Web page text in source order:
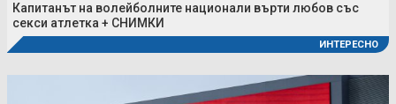
Капитанът на волейболните национали върти любов със
секси атлетка + СНИМКИ
ИНТЕРЕСНО